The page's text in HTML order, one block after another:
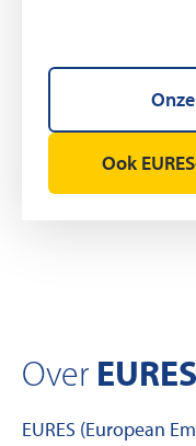
Ook
Over EURES
EURES (European